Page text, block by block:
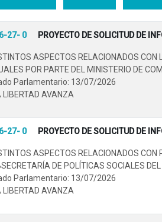
27- 0 PROYECTO DE SOLICITUD DE
ASPECTOS RELACIONADOS CON
POR PARTE DEL MINISTERIO DE
Parlamentario: 13/07/2026
LIBERTAD AVANZA
27- 0 PROYECTO DE SOLICITUD DE
ASPECTOS RELACIONADOS CON
DE POLÍTICAS SOCIALES
Parlamentario: 13/07/2026
LIBERTAD AVANZA